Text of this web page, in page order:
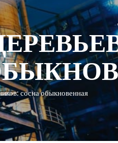
сосна обыкновенная